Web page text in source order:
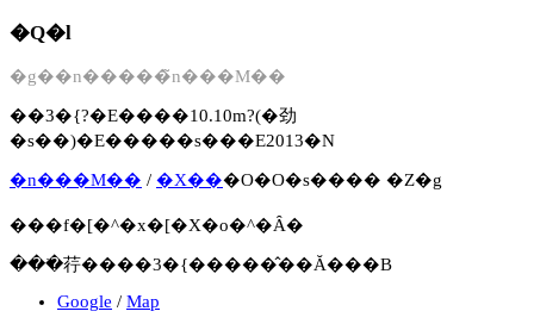
�Q�l
�g��n�����̃n���M��
��3�{?�E����10.10m?(�劲
�s��)�E�����s���E2013�N
�n���M�� / �X���O�O�s���� �Z�g
���f�[�^�x�[�X�o�^�Ȃ�
���ׂ荇����3�{�����̂��Ă���B
Google / Map